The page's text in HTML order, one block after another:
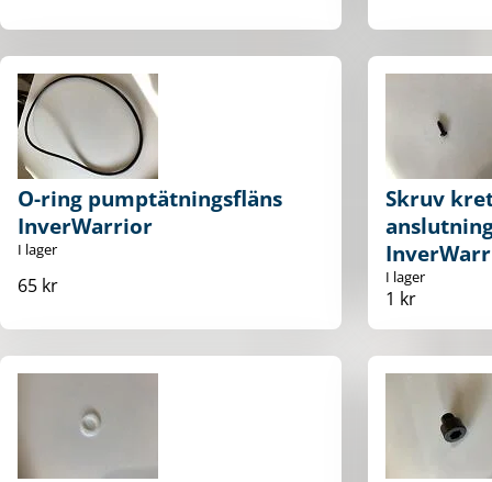
O-ring pumptätningsfläns
InverWarrior
I lager
65 kr
Skruv
I lager
1 kr